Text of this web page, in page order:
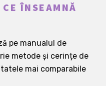
ÎNSEAMNĂ
pe manualul de
metode și cerințe de
mai comparabile